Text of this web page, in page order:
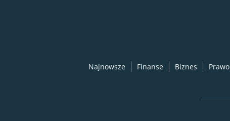
Najnowsze Finanse Biznes Prawo